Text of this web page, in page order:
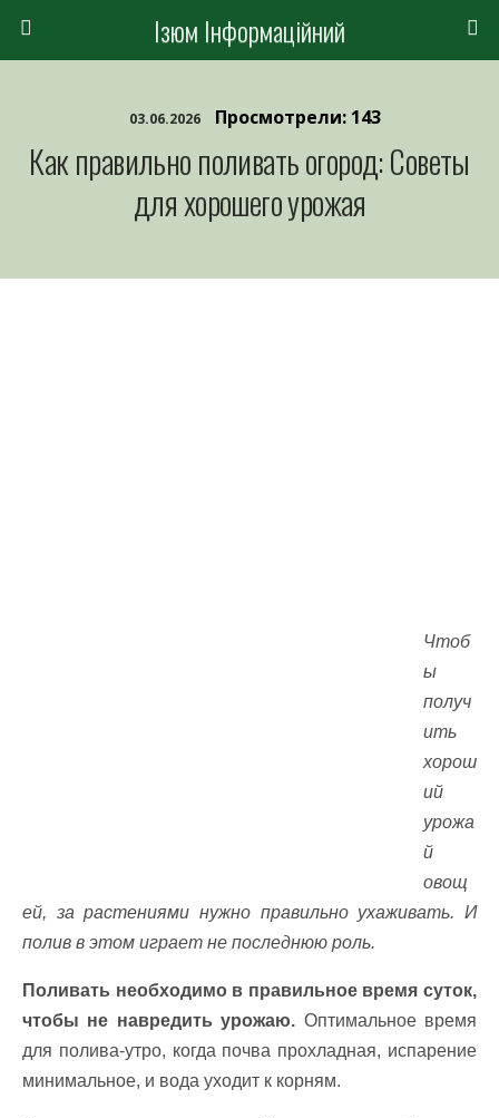
Ізюм Інформаційний
03.06.2026 Просмотрели: 143
Как правильно поливать огород: Советы
для хорошего урожая
Чтоб
ы
получ
ить
хорош
ий
урожа
й
овощ
ей, за растениями нужно правильно ухаживать. И
полив в этом играет не последнюю роль.
Поливать необходимо в правильное время суток,
чтобы не навредить урожаю. Оптимальное время
для полива-утро, когда почва прохладная, испарение
минимальное, и вода уходит к корням.